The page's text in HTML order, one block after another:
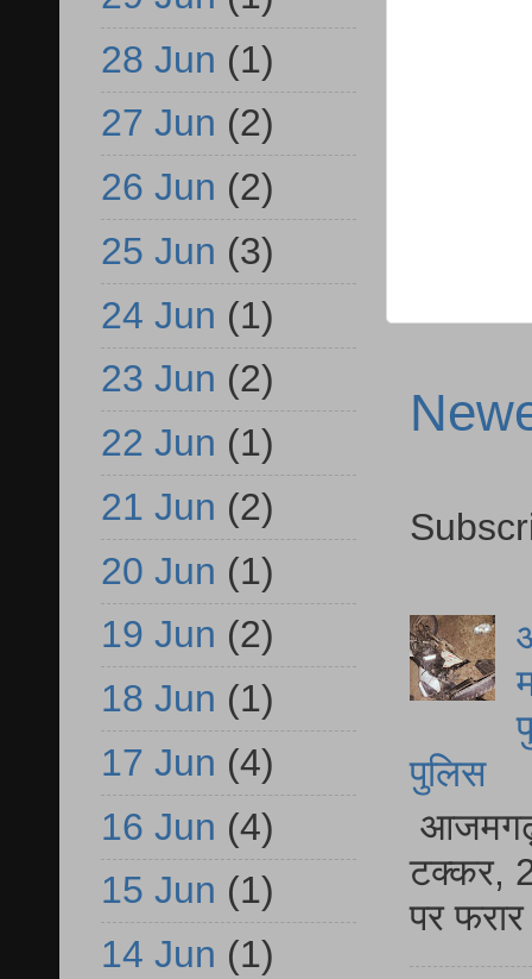
पुलिस
आजमगढ़
टक्कर,
पर
28 Jun (1)
27 Jun (2)
26 Jun (2)
25 Jun (3)
24 Jun (1)
23 Jun (2)
22 Jun (1)
21 Jun (2)
20 Jun (1)
19 Jun (2)
18 Jun (1)
17 Jun (4)
16 Jun (4)
15 Jun (1)
14 Jun (1)